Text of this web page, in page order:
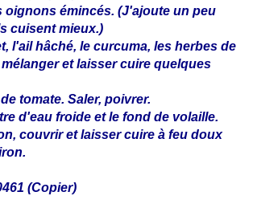
oignons émincés. (J'ajoute un peu
cuisent mieux.)
l'ail hâché, le curcuma, les herbes de
et laisser cuire quelques
tomate. Saler, poivrer.
d'eau froide et le fond de volaille.
couvrir et laisser cuire à feu doux